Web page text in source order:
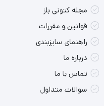
مجله کتونی باز
قوانین و مقررات
راهنمای سایزبندی
درباره ما
تماس با ما
سوالات متداول